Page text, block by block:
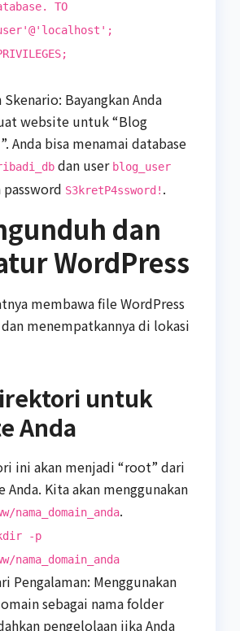
TO
Bayangkan Anda
website untuk “Blog
Anda bisa menamai database
dan user blog_user
password S3kretP4ssword! .
dan
WordPress
membawa file WordPress
dan menempatkannya di lokasi
untuk
Anda
ini akan menjadi “root” dari
Anda. Kita akan menggunakan
nama_domain_anda.
-p
nama_domain_anda
Pengalaman: Menggunakan
sebagai nama folder
pengelolaan jika Anda